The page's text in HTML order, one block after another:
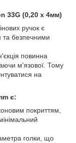
33G (0,20 х 4мм)
ручок є
та безпечними
повинна
м'язової. Тому
на
є:
покриттям,
голки, що